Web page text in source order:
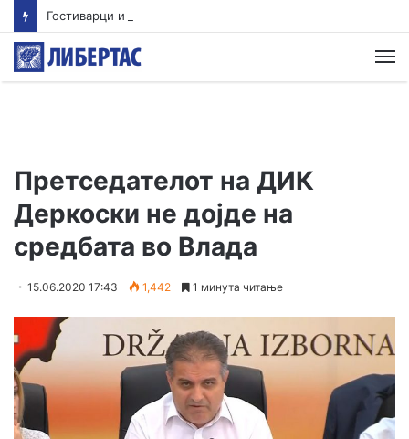
Гостиварци и натаму без пивка вода
Претседателот на ДИК
Деркоски не дојде на
средбата во Влада
15.06.2020 17:43 1,442 1 минута читање